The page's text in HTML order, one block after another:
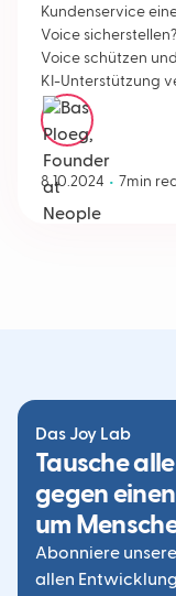
Kundenservice
Voice
Voice schützen
KI-Unterstützung
Bas Ploeg
8.10.2024 • 7min
Das Joy Lab
Tausche
gegen
um
Abonniere unsere
allen